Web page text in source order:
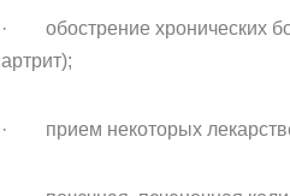
· обострение хронических
артрит);
· прием некоторых